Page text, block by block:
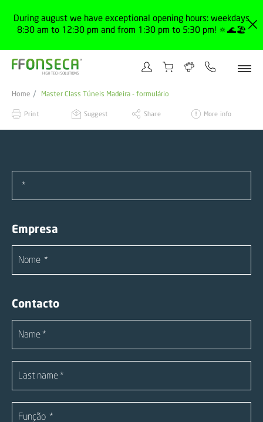
During august we have exceptional opening hours: weekdays
8:30 am to 12:30 pm and from 1:30 pm to 5:30 pm! 🔅🌊🏖️
Home Master Class Túneis Madeira - formulário
Print Suggest Share More info
Empresa
Contacto